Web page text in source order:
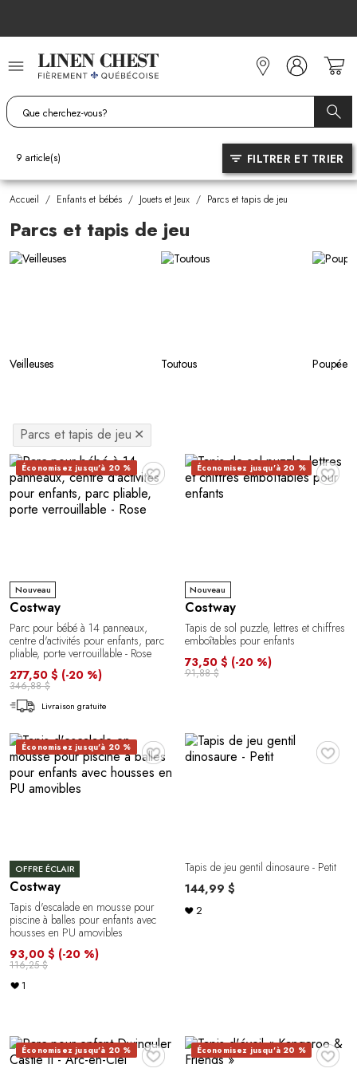
contenu
Accueil / Enfants et bébés / Jouets et Jeux / Parcs et tapis de jeu
Parcs et tapis de jeu
Veilleuses Toutous Poupées
9 article(s) FILTRER ET TRIER
Parcs et tapis de jeu ✕
♥
Économisez jusqu'à 20 %
Nouveau
Costway
Parc pour bébé à 14 panneaux,
centre d'activités pour enfants, parc
pliable, porte verrouillable - Rose
277,50 $ (-20 %)
346,88 $
Livraison gratuite
♥
Économisez jusqu'à 20 %
Nouveau
Costway
Tapis de sol puzzle, lettres et chiffres
emboîtables pour enfants
73,50 $ (-20 %)
91,88 $
♥
Économisez jusqu'à 20 %
OFFRE ÉCLAIR
Costway
Tapis d'escalade en mousse pour
piscine à balles pour enfants avec
housses en PU amovibles
93,00 $ (-20 %)
116,25 $
1
♥
Tapis de jeu gentil dinosaure - Petit
144,99 $
2
♥
Économisez jusqu'à 20 % ♥
Économisez jusqu'à 20 %